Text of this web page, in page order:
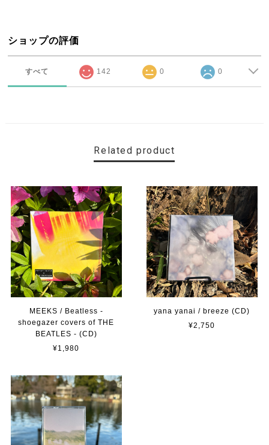
ショップの評価
すべて 142 0 0
Related product
MEEKS / Beatless -
shoegazer covers of THE
BEATLES - (CD)
¥1,980
yana yanai / breeze (CD)
¥2,750